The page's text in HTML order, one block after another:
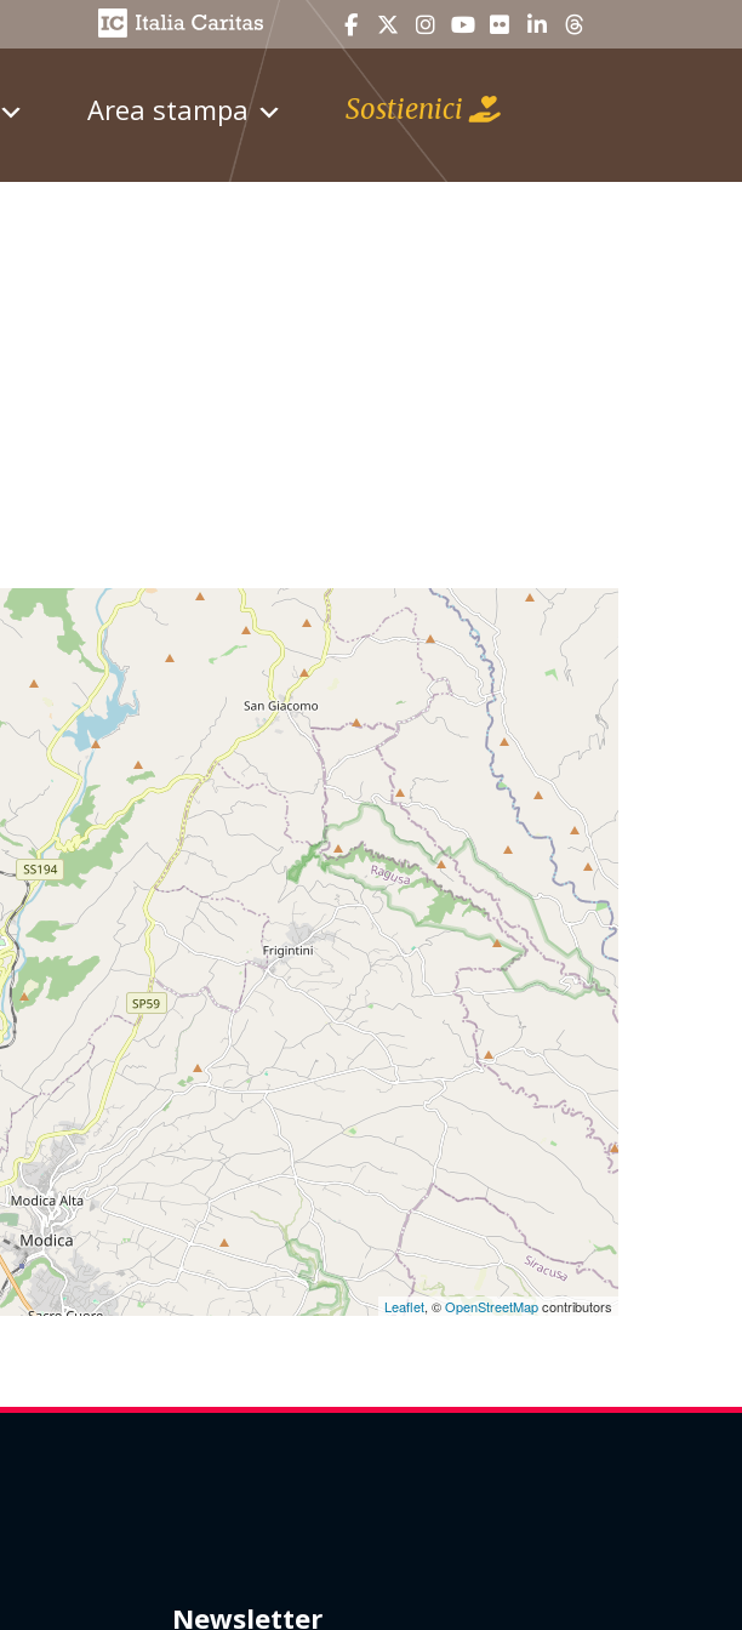
Area stampa Sostienici
Leaflet, ©OpenStreetMapcontributors
Newsletter